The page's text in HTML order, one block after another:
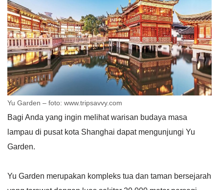
Yu Garden – foto: www.tripsavvy.com
Bagi Anda yang ingin melihat warisan budaya masa
lampau di pusat kota Shanghai dapat mengunjungi Yu
Garden.
Yu Garden merupakan kompleks tua dan taman bersejarah